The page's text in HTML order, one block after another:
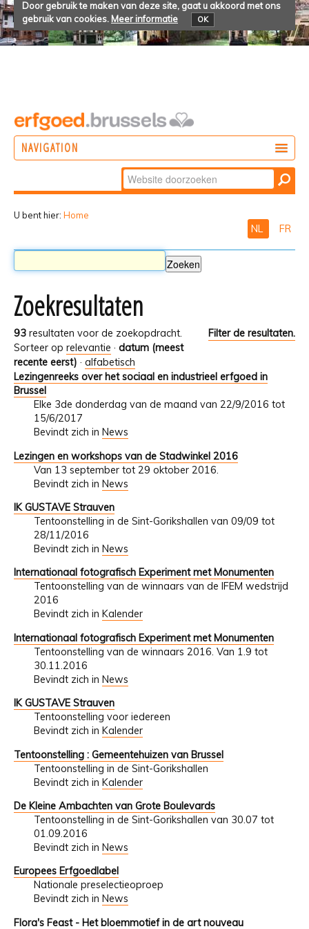
Door gebruik te maken van deze site, gaat u akkoord met ons
gebruik van cookies. Meer informatie OK
NAVIGATION
Zoek
Geavanceerd
U bent hier: Home
NL FR
Zoekresultaten
93 resultaten voor de zoekopdracht.
Filter de resultaten.
Sorteer op relevantie · datum (meest
recente eerst) · alfabetisch
Lezingenreeks over het sociaal en industrieel erfgoed in
Brussel
Elke 3de donderdag van de maand van 22/9/2016 tot
15/6/2017
Bevindt zich in News
Lezingen en workshops van de Stadwinkel 2016
Van 13 september tot 29 oktober 2016.
Bevindt zich in News
IK GUSTAVE Strauven
Tentoonstelling in de Sint-Gorikshallen van 09/09 tot
28/11/2016
Bevindt zich in News
Internationaal fotografisch Experiment met Monumenten
Tentoonstelling van de winnaars van de IFEM wedstrijd
2016
Bevindt zich in Kalender
Internationaal fotografisch Experiment met Monumenten
Tentoonstelling van de winnaars 2016. Van 1.9 tot
30.11.2016
Bevindt zich in News
IK GUSTAVE Strauven
Tentoonstelling voor iedereen
Bevindt zich in Kalender
Tentoonstelling : Gemeentehuizen van Brussel
Tentoonstelling in de Sint-Gorikshallen
Bevindt zich in Kalender
De Kleine Ambachten van Grote Boulevards
Tentoonstelling in de Sint-Gorikshallen van 30.07 tot
01.09.2016
Bevindt zich in News
Europees Erfgoedlabel
Nationale preselectieoproep
Bevindt zich in News
Flora's Feast - Het bloemmotief in de art nouveau